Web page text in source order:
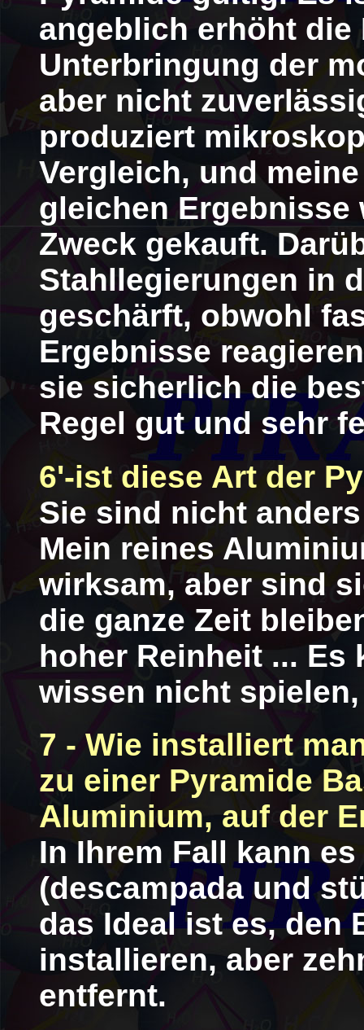
angeblich erhöht die
Unterbringung der
aber nicht
produziert
Vergleich, und
gleichen
Zweck gekauft.
Stahllegierungen in
geschärft, obwohl
Ergebnisse
sie sicherlich die
Regel gut und sehr
6'-ist diese Art der
Sie sind nicht
Mein reines
wirksam, aber sind
die ganze Zeit
hoher Reinheit ... Es
wissen nicht
7 - Wie installiert
zu einer Pyramide
Aluminium, auf der
In Ihrem Fall kann
(descampada und
das Ideal ist es, den
installieren, aber
entfernt.